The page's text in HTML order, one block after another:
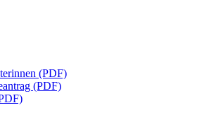
(PDF)
(PDF)